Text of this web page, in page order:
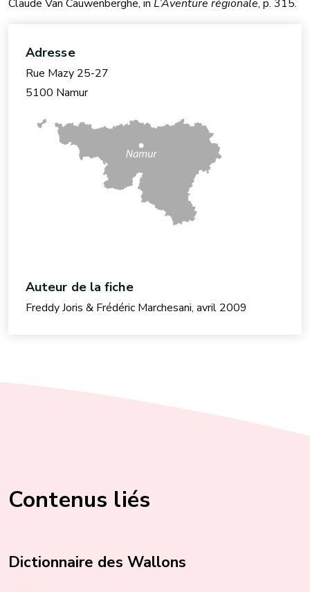
Claude Van Cauwenberghe, in L’Aventure régionale, p. 315.
Adresse
Rue Mazy 25-27
5100 Namur
Auteur de la fiche
Freddy Joris & Frédéric Marchesani, avril 2009
Contenus liés
Dictionnaire des Wallons